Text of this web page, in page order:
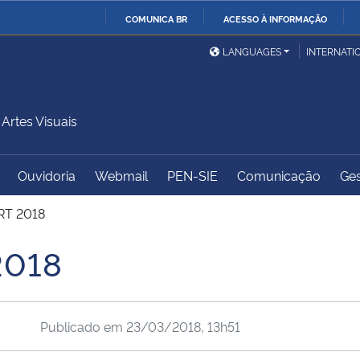
COMUNICA BR ACESSO À INFORMAÇÃO
Ministério da Defesa
Ministério das Relações
Exteriores
Ministério do
Desenvolvimento Regional
Controladoria-Geral da
Advocacia-Geral da União
LANGUAGES
Visuais
Ouvidoria Webmail PEN-SIE Comunicação
2018
Publicado em 23/03/2018, 13h51